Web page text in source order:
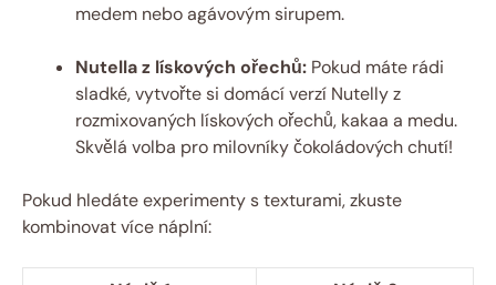
medem nebo agávovým sirupem.
Nutella z lískových ořechů: Pokud máte rádi
sladké, vytvořte si domácí verzí Nutelly z
rozmixovaných lískových ořechů, kakaa a medu.
Skvělá volba pro milovníky čokoládových chutí!
Pokud hledáte experimenty s texturami, zkuste
kombinovat více náplní: